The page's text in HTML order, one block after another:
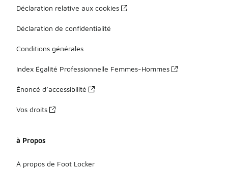
Déclaration relative aux cookies
Déclaration de confidentialité
Conditions générales
Index Égalité Professionnelle Femmes-Hommes
Énoncé d’accessibilité
Vos droits
à Propos
À propos de Foot Locker